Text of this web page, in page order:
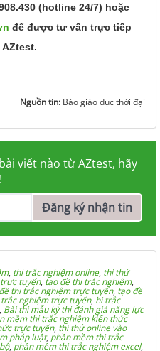
(hotline 24/7) hoặc
để được tư vấn trực tiếp
Nguồn tin: Báo giáo dục thời đại
viết nào từ AZtest, hãy
Đăng ký nhận tin
, thi trắc nghiệm online, thi thử
tuyến, tạo đề thi trắc nghiệm,
thi trắc nghiệm trực tuyến, tạo đề
nghiệm trực tuyến, hi trắc
, Bài thi mẫu kỳ thi đánh giá năng lực
mềm thi trắc nghiệm kiến thức
trực tuyến, thi thử online vào
pháp luật, phần mềm thi trắc
, phần mềm thi trắc nghiệm excel,